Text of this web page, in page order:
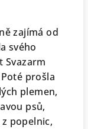
zajímá od
svého
Svazarm
prošla
plemen,
psů,
popelnic,